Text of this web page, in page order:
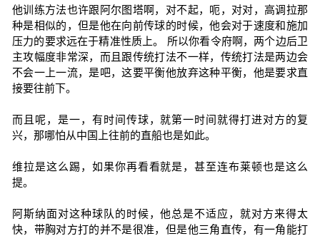
他训练方法也许跟阿尔图塔啊，对不起，呃，对对，高调拉那
种是相似的，但是他在向前传球的时候，他会对于速度和施加
压力的要求远在于精准性质上。 所以你看令府啊，两个边后卫
主攻幅度非常深，而且跟传统打法不一样，传统打法是两边会
不会一上一流，是吧，这要平衡他放弃这种平衡，他是要求直
接要往前下。
而且呢，是一，有时间传球，就第一时间就得打进对方的复
兴，那哪怕从中国上往前的直船也是如此。
维拉是这么踢，如果你再看看就是，甚至连布莱顿也是这么
提。
阿斯纳面对这种球队的时候，他总是不适应，就对方来得太
快，带胸对方打的并不是很准，但是他三角直传，有一角能打